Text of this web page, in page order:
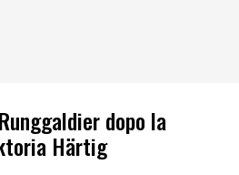
dopo la
Härtig